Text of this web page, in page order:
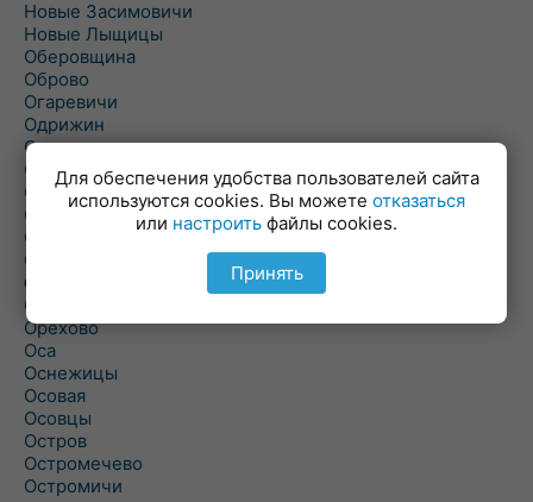
Новые Засимовичи
Новые Лыщицы
Оберовщина
Оброво
Огаревичи
Одрижин
Оздамичи
Озяты
Олтуш
Ольманы
Ольпень
Ольшаны
Омельная
Ополь
Орехово
Оса
Оснежицы
Осовая
Осовцы
Остров
Остромечево
Остромичи
Для обеспечения удобства пользователей сайта
используются cookies. Вы можете отказаться
или настроить файлы cookies.
Принять